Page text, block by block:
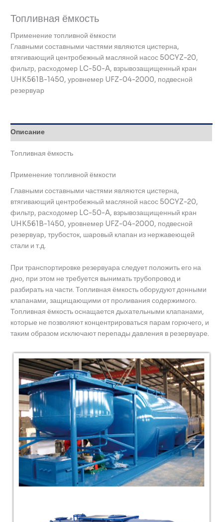
Топливная ёмкость
Применение топливной ёмкости
Главными составными частями являются цистерна,
втягивающий центробежный масляной насос 50CYZ-20,
фильтр, расходомер LC-50-A, взрывозащищенный кран
UHK561B-1450, уровнемер UFZ-04-2000, подвесной
резервуар
Описание
Топливная ёмкость
Применение топливной ёмкости
Главными составными частями являются цистерна,
втягивающий центробежный масляной насос 50CYZ-20,
фильтр, расходомер LC-50-A, взрывозащищенный кран
UHK561B-1450, уровнемер UFZ-04-2000, подвесной
резервуар, трубосток, шаровый клапан из нержавеющей
стали и т.д.
При транспортировке резервуара следует положить его на
дно, при этом не требуется вынимать трубопровод и
разбирать на части. Топливная ёмкость оборудуют донными
клапанами, защищающими от проливания содержимого.
Топливная ёмкость оснащается дыхательными клапанами,
которые не позволяют концентрироваться парам горючего, и
таким образом исключают перепады давления в резервуаре.